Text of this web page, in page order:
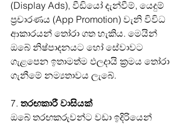
(Display Ads), වීඩියෝ දැන්වීම්, යෙදුම්
ප්‍රචාරණය (App Promotion) වැනි විවිධ
ආකාරයන් තෝරා ගත හැකිය. මෙයින්
ඔබේ නිෂ්පාදනයට හෝ සේවාවට
ගැළපෙන ඉතාමත්ම ඵලදායි ක්‍රමය තෝරා
ගැනීමේ නම්‍යතාවය ලැබේ.
7. තරඟකාරී වාසියක්
ඔබේ තරඟකරුවන්ට වඩා ඉදිරියෙන්